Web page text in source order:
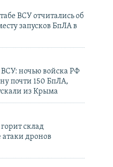
ВСУ отчитались об
запусков БпЛА в
ночью войска РФ
почти 150 БпЛА,
из Крыма
склад
атаки дронов